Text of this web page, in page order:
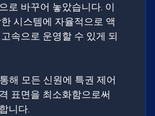
로 바꾸어 놓았습니다. 이
시스템에 자율적으로 액
속으로 운영할 수 있게 되
해 모든 신원에 특권 제어
표면을 최소화함으로써
니다.